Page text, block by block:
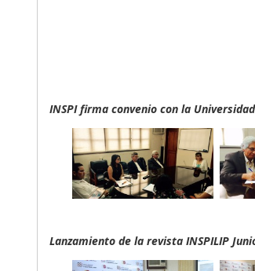
INSPI firma convenio con la
Lanzamiento de la revista INSPILIP